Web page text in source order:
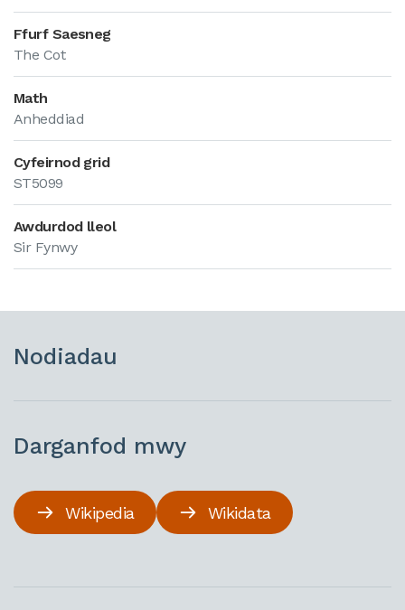
Ffurf Saesneg
The Cot
Math
Anheddiad
Cyfeirnod grid
ST5099
Awdurdod lleol
Sir Fynwy
Nodiadau
Darganfod mwy
Wikipedia Wikidata